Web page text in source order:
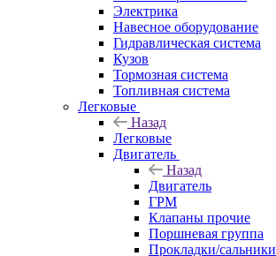
Электрика
Навесное оборудование
Гидравлическая система
Кузов
Тормозная система
Топливная система
Легковые
Назад
Легковые
Двигатель
Назад
Двигатель
ГРМ
Клапаны прочие
Поршневая группа
Прокладки/сальники